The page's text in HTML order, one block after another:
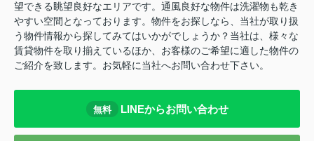
望できる眺望良好なエリアです。通風良好な物件は洗濯物も乾き
やすい空間となっております。物件をお探しなら、当社が取り扱
う物件情報から探してみてはいかがでしょうか？当社は、様々な
賃貸物件を取り揃えているほか、お客様のご希望に適した物件の
ご紹介を致します。お気軽に当社へお問い合わせ下さい。
無料 LINEからお問い合わせ